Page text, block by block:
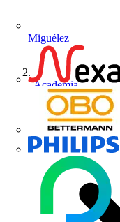
Miguélez
Academia